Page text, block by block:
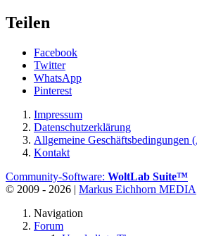
Teilen
Facebook
Twitter
WhatsApp
Pinterest
Impressum
Datenschutzerklärung
Allgemeine Geschäftsbedingungen
Kontakt
Community-Software: WoltLab Suite™
© 2009 - 2026 | Markus Eichhorn MEDIA
Navigation
Forum